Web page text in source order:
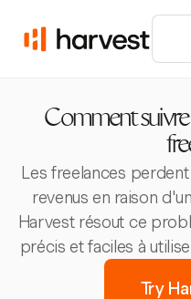
Comment
Les freelances
revenus en raison
Harvest résout ce
précis et faciles à
Try